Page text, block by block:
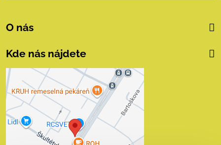
O nás
Kde nás nájdete
Externý obsah je
blokovaný Voľbami
súkromia
Prajete si načítať externý obsah?